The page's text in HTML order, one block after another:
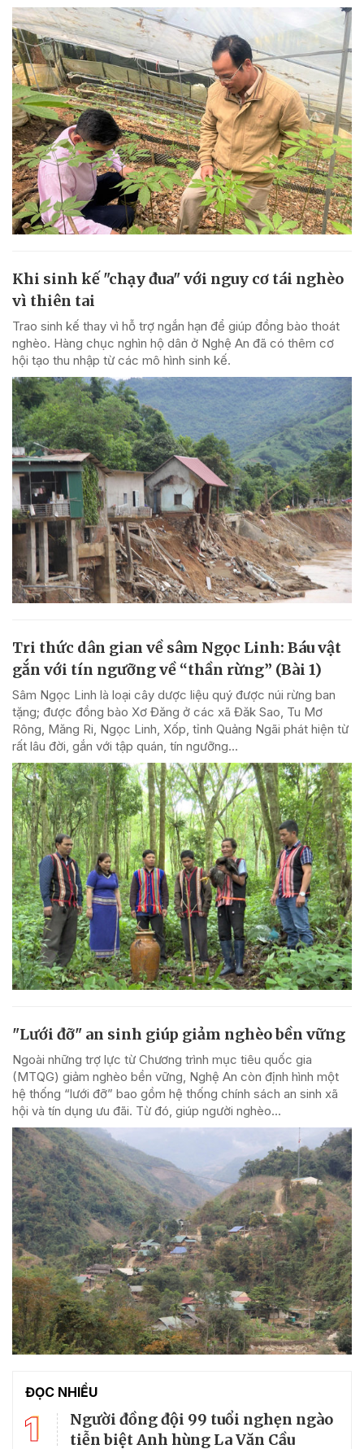
Khi sinh kế "chạy đua" với nguy cơ tái nghèo
vì thiên tai
Trao sinh kế thay vì hỗ trợ ngắn hạn để giúp đồng bào thoát
nghèo. Hàng chục nghìn hộ dân ở Nghệ An đã có thêm cơ
hội tạo thu nhập từ các mô hình sinh kế.
Tri thức dân gian về sâm Ngọc Linh: Báu vật
gắn với tín ngưỡng về “thần rừng” (Bài 1)
Sâm Ngọc Linh là loại cây dược liệu quý được núi rừng ban
tặng; được đồng bào Xơ Đăng ở các xã Đăk Sao, Tu Mơ
Rông, Măng Ri, Ngọc Linh, Xốp, tỉnh Quảng Ngãi phát hiện từ
rất lâu đời, gắn với tập quán, tín ngưỡng...
"Lưới đỡ" an sinh giúp giảm nghèo bền vững
Ngoài những trợ lực từ Chương trình mục tiêu quốc gia
(MTQG) giảm nghèo bền vững, Nghệ An còn định hình một
hệ thống “lưới đỡ” bao gồm hệ thống chính sách an sinh xã
hội và tín dụng ưu đãi. Từ đó, giúp người nghèo...
ĐỌC NHIỀU
1
Người đồng đội 99 tuổi nghẹn ngào
tiễn biệt Anh hùng La Văn Cầu